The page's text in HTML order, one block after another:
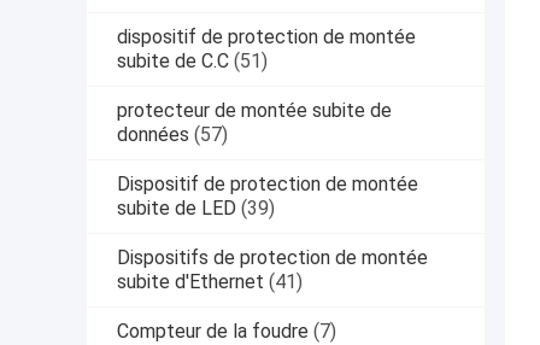
dispositif de protection de montée
subite de C.C (51)
protecteur de montée subite de
données (57)
Dispositif de protection de montée
subite de LED (39)
Dispositifs de protection de montée
subite d'Ethernet (41)
Compteur de la foudre (7)